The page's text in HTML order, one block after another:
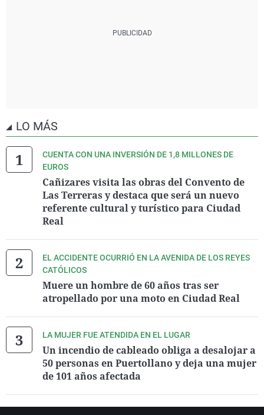
LO MÁS
CUENTA CON UNA INVERSIÓN DE 1,8 MILLONES DE
EUROS
Cañizares visita las obras del Convento de
Las Terreras y destaca que será un nuevo
referente cultural y turístico para Ciudad
Real
EL ACCIDENTE OCURRIÓ EN LA AVENIDA DE LOS REYES
CATÓLICOS
Muere un hombre de 60 años tras ser
atropellado por una moto en Ciudad Real
LA MUJER FUE ATENDIDA EN EL LUGAR
Un incendio de cableado obliga a desalojar a
50 personas en Puertollano y deja una mujer
de 101 años afectada